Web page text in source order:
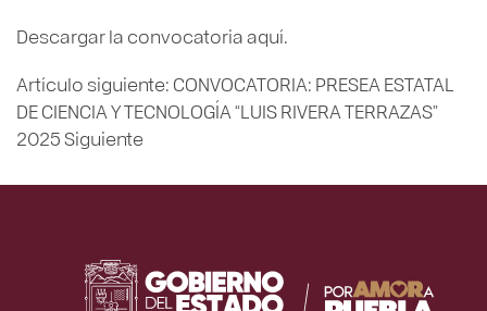
Descargar la convocatoria aquí.
Artículo siguiente: CONVOCATORIA: PRESEA ESTATAL
DE CIENCIA Y TECNOLOGÍA “LUIS RIVERA TERRAZAS”
2025Siguiente